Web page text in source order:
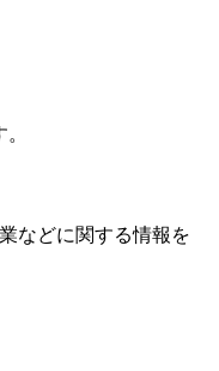
などに関する情報を